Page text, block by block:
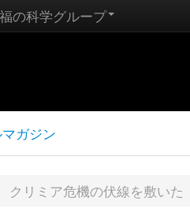
の科学グループ
ガジン
リミア危機の伏線を敷いた